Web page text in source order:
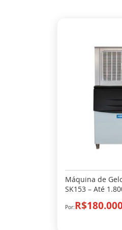
Máquina de
SK153 – Até